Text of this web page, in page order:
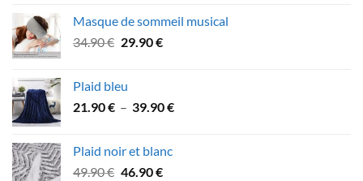
était :
27.90 €.
est :
21.90 €.
Masque de sommeil musical
34.90€ Le
était :
34.90 €.
29.90€Le
29.90 €.
Plaid bleu
21.90€ – 39.90€Plage
Plaid noir et blanc
49.90€ Le
46.90€Le